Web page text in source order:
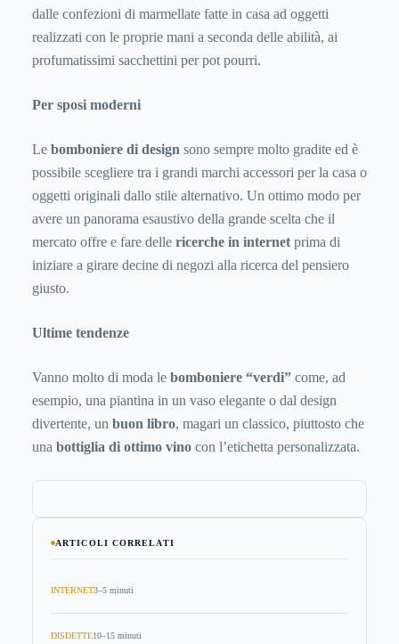
dalle confezioni di marmellate fatte in casa ad oggetti
realizzati con le proprie mani a seconda delle abilità, ai
profumatissimi sacchettini per pot pourri.
Per sposi moderni
Le bomboniere di design sono sempre molto gradite ed è
possibile scegliere tra i grandi marchi accessori per la casa o
oggetti originali dallo stile alternativo. Un ottimo modo per
avere un panorama esaustivo della grande scelta che il
mercato offre e fare delle ricerche in internet prima di
iniziare a girare decine di negozi alla ricerca del pensiero
giusto.
Ultime tendenze
Vanno molto di moda le bomboniere “verdi” come, ad
esempio, una piantina in un vaso elegante o dal design
divertente, un buon libro, magari un classico, piuttosto che
una bottiglia di ottimo vino con l’etichetta personalizzata.
ARTICOLI CORRELATI
INTERNET3–5 minuti
DISDETTE10–15 minuti